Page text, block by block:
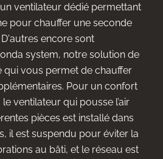
ventilateur dédié permettant
pour chauffer une seconde
encore sont
system, notre solution de
qui vous permet de chauffer
Pour un confort
ventilateur qui pousse l’air
pièces est installé dans
il est suspendu pour éviter la
au bâti, et le réseau est